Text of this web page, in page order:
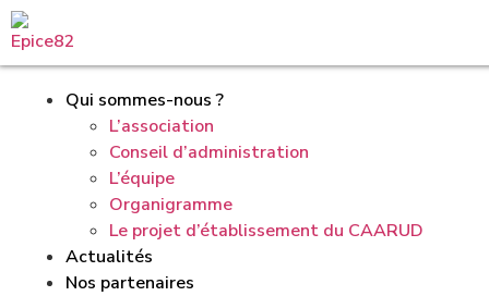
Qui sommes-nous ?
L’association
Conseil d’administration
L’équipe
Organigramme
Le projet d’établissement du CAARUD
Actualités
Nos partenaires